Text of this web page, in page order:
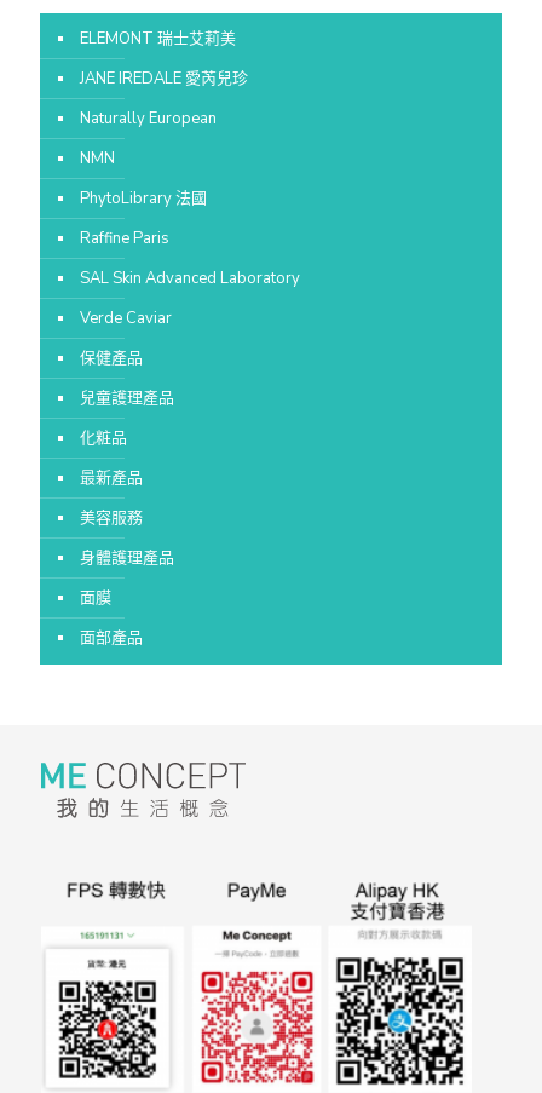
ELEMONT 瑞士艾莉美
JANE IREDALE 愛芮兒珍
Naturally European
NMN
PhytoLibrary 法國
Raffine Paris
SAL Skin Advanced Laboratory
Verde Caviar
保健產品
兒童護理產品
化粧品
最新產品
美容服務
身體護理產品
面膜
面部產品